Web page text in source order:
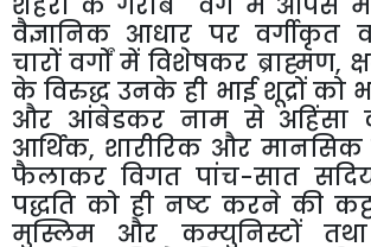
वैज्ञानिक आधार पर वर्गीकृत
चारों वर्गों में विशेषकर ब्राह्मण,
के विरुद्ध उनके ही भाई शूद्रों को
और आंबेडकर नाम से अहिंसा
आर्थिक, शारीरिक और मानसिक
फैलाकर विगत पांच-सात
पद्धति को ही नष्ट करने की
मुस्लिम
और कम्युनिस्टों तथा